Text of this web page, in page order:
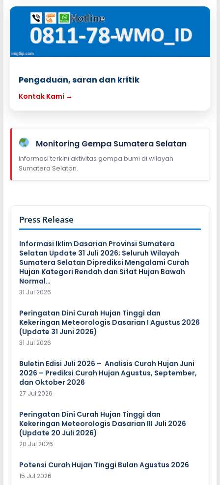
Pengaduan, saran dan kritik
Kontak Kami →
Monitoring Gempa Sumatera Selatan
Informasi terkini aktivitas gempa bumi di wilayah
Sumatera Selatan.
Press Release
Informasi Iklim Dasarian Provinsi Sumatera
Selatan Update 31 Juli 2026; Seluruh Wilayah
Sumatera Selatan Diprediksi Mengalami Curah
Hujan Kategori Rendah dan Sifat Hujan Bawah
Normal…
31 Jul 2026
Peringatan Dini Curah Hujan Tinggi dan
Kekeringan Meteorologis Dasarian I Agustus 2026
(Update 31 Juni 2026)
31 Jul 2026
Buletin Edisi Juli 2026 – Analisis Curah Hujan Juni
2026 – Prediksi Curah Hujan Agustus, September,
dan Oktober 2026
27 Jul 2026
Peringatan Dini Curah Hujan Tinggi dan
Kekeringan Meteorologis Dasarian III Juli 2026
(Update 20 Juli 2026)
20 Jul 2026
Potensi Curah Hujan Tinggi Bulan Agustus 2026
15 Jul 2026